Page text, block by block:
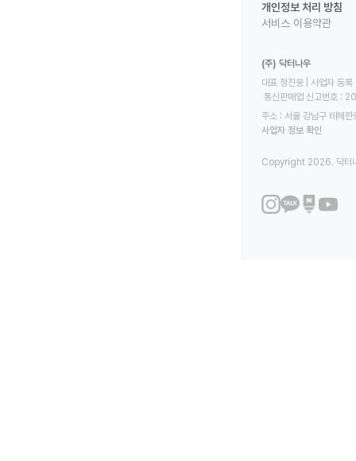
개인정보 처리 방침
서비스 이용약관
(주) 닥터나우
대표 정진웅 | 사업자
통신판매업 신고번호
주소 : 서울 강남구 테헤
사업자 정보 확인
Copyright 2026. 닥터